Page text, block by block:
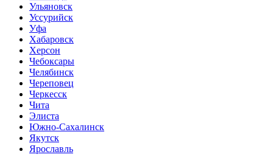
Ульяновск
Уссурийск
Уфа
Хабаровск
Херсон
Чебоксары
Челябинск
Череповец
Черкесск
Чита
Элиста
Южно-Сахалинск
Якутск
Ярославль